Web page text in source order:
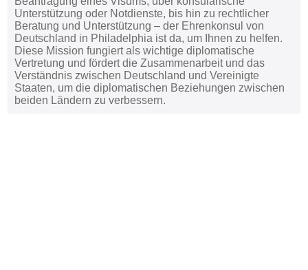
Unterstützung oder Notdienste, bis hin zu rechtlicher
Beratung und Unterstützung – der Ehrenkonsul von
Deutschland in Philadelphia ist da, um Ihnen zu helfen.
Diese Mission fungiert als wichtige diplomatische
Vertretung und fördert die Zusammenarbeit und das
Verständnis zwischen Deutschland und Vereinigte
Staaten, um die diplomatischen Beziehungen zwischen
beiden Ländern zu verbessern.